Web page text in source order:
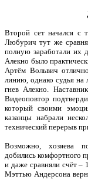
Второй сет начался с
Любурич тут же
полную заработали их
Алекно было
Артём Вольвич
линию, однако судья на
гнев Алекно.
Видеоповтор
который своими
казанцы набрали
технический перерыв
Возможно, хозяева
добились комфортного
и даже сравняли счёт –
Мэттью Андерсона